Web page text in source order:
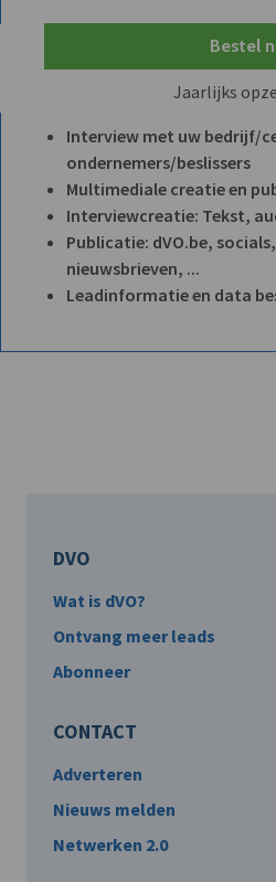
Bestel
Jaarlijks
Interview met uw bedrijf/
ondernemers/beslissers
Multimediale creatie en
Interviewcreatie: Tekst,
Publicatie: dVO.be,
nieuwsbrieven, ...
Leadinformatie en data
DVO
Wat is dVO?
Ontvang meer leads
Abonneer
CONTACT
Adverteren
Nieuws melden
Netwerken 2.0